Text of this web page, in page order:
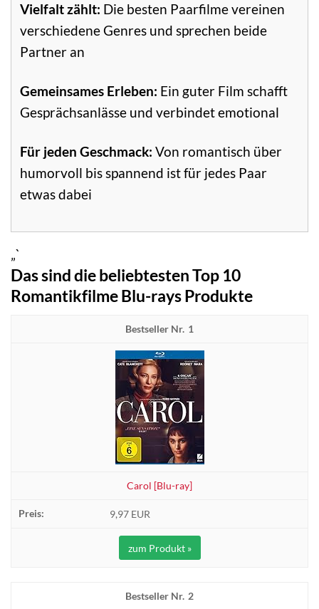
Vielfalt zählt: Die besten Paarfilme vereinen
verschiedene Genres und sprechen beide
Partner an
Gemeinsames Erleben: Ein guter Film schafft
Gesprächsanlässe und verbindet emotional
Für jeden Geschmack: Von romantisch über
humorvoll bis spannend ist für jedes Paar
etwas dabei
„`
Das sind die beliebtesten Top 10
Romantikfilme Blu-rays Produkte
1
Carol [Blu-ray]
9,97 EUR
zum Produkt »
2